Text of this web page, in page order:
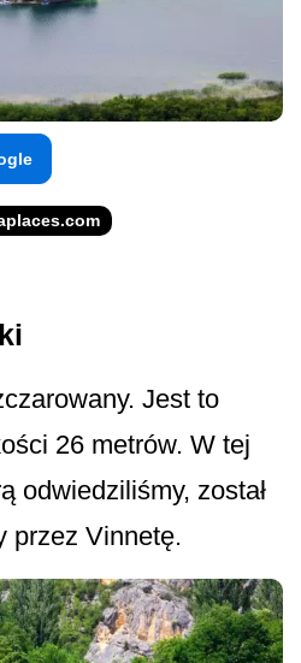
Jest to
26 metrów. W tej
odwiedziliśmy, został
przez Vinnetę.